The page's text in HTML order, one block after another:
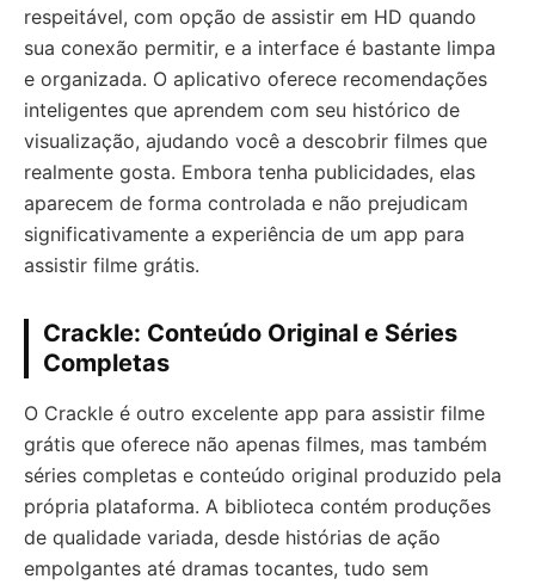
respeitável, com opção de assistir em HD quando
sua conexão permitir, e a interface é bastante limpa
e organizada. O aplicativo oferece recomendações
inteligentes que aprendem com seu histórico de
visualização, ajudando você a descobrir filmes que
realmente gosta. Embora tenha publicidades, elas
aparecem de forma controlada e não prejudicam
significativamente a experiência de um app para
assistir filme grátis.
Crackle: Conteúdo Original e Séries
Completas
O Crackle é outro excelente app para assistir filme
grátis que oferece não apenas filmes, mas também
séries completas e conteúdo original produzido pela
própria plataforma. A biblioteca contém produções
de qualidade variada, desde histórias de ação
empolgantes até dramas tocantes, tudo sem